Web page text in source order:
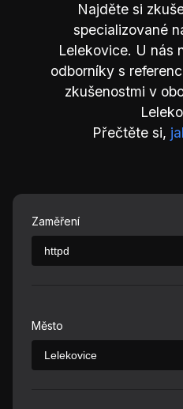
Najděte si
specializované
Lelekovice. U nás
odborníky s
zkušenostmi v
Přečtěte si,
Zaměření
Město